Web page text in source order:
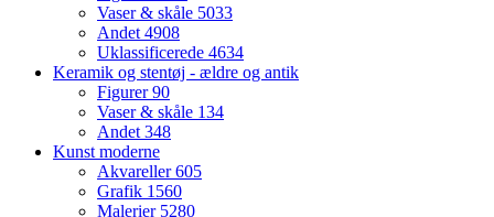
Vaser & skåle 5033
Andet 4908
Uklassificerede 4634
Keramik og stentøj - ældre og antik
Figurer90
Vaser & skåle 134
Andet 348
Kunst moderne
Akvareller605
Grafik 1560
Malerier 5280